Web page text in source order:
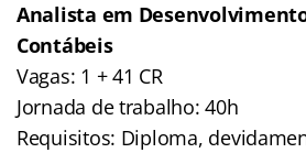
Analista em
Contábeis
Vagas: 1 + 41 CR
Jornada de trabalho: 40h
Requisitos: Diploma,